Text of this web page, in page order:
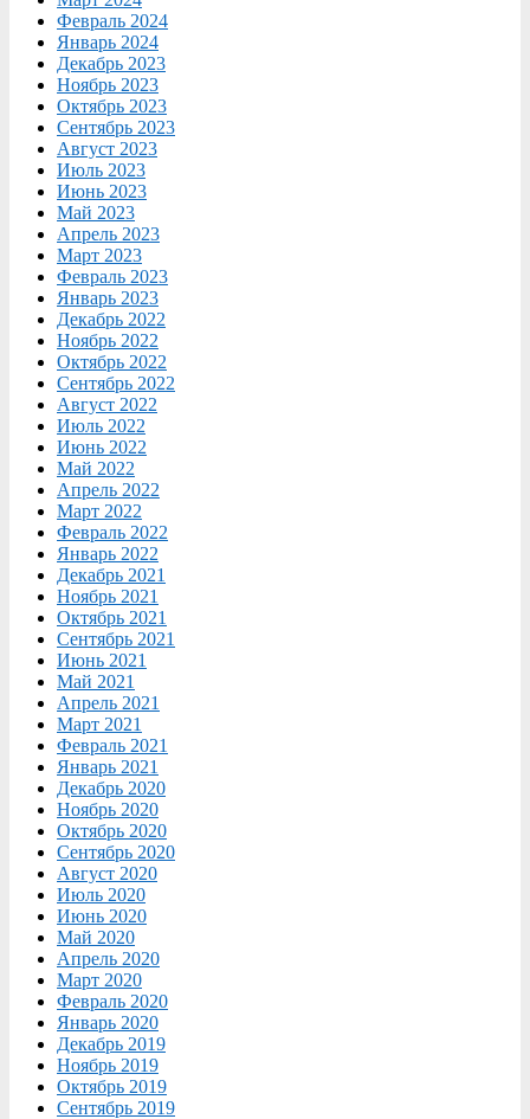
Февраль 2024
Январь 2024
Декабрь 2023
Ноябрь 2023
Октябрь 2023
Сентябрь 2023
Август 2023
Июль 2023
Июнь 2023
Май 2023
Апрель 2023
Март 2023
Февраль 2023
Январь 2023
Декабрь 2022
Ноябрь 2022
Октябрь 2022
Сентябрь 2022
Август 2022
Июль 2022
Июнь 2022
Май 2022
Апрель 2022
Март 2022
Февраль 2022
Январь 2022
Декабрь 2021
Ноябрь 2021
Октябрь 2021
Сентябрь 2021
Июнь 2021
Май 2021
Апрель 2021
Март 2021
Февраль 2021
Январь 2021
Декабрь 2020
Ноябрь 2020
Октябрь 2020
Сентябрь 2020
Август 2020
Июль 2020
Июнь 2020
Май 2020
Апрель 2020
Март 2020
Февраль 2020
Январь 2020
Декабрь 2019
Ноябрь 2019
Октябрь 2019
Сентябрь 2019